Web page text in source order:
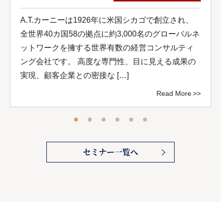
A.T.カーニーは1926年に米国シカゴで創立され、
全世界40カ国58の拠点に約3,000名のグローバルネ
ットワークを擁する世界有数の経営コンサルティ
ング会社です。 高度な専門性、目に見える成果の
実現、顧客企業との密接な […]
Read More
セミナー一覧へ